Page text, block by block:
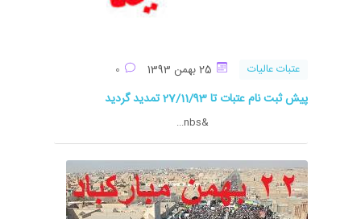
عتبات عالیات
پیش ثبت نام عتبات تا 27/11/93 تمدید گردید
&nbs...